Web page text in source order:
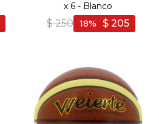
x 6 - Blanco
$ 250 $ 205
18